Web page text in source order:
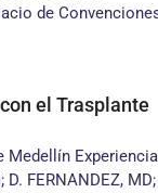
de
el Trasplante
Medellín
FERNANDEZ, MD;